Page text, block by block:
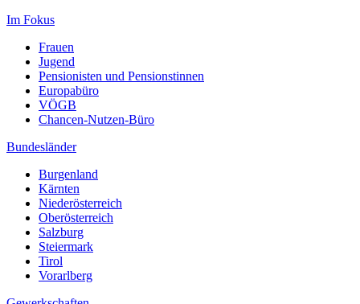
Im Fokus
Frauen
Jugend
Pensionisten und Pensionstinnen
Europabüro
VÖGB
Chancen-Nutzen-Büro
Bundesländer
Burgenland
Kärnten
Niederösterreich
Oberösterreich
Salzburg
Steiermark
Tirol
Vorarlberg